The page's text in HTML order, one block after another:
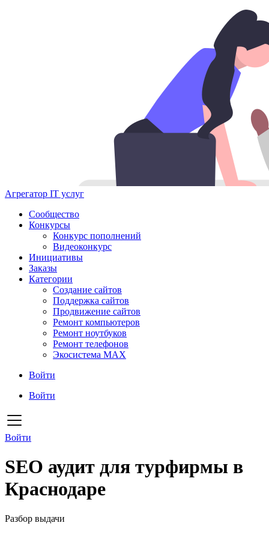
Агрегатор IT услуг
Сообщество
Конкурсы
Конкурс пополнений
Видеоконкурс
Инициативы
Заказы
Категории
Создание сайтов
Поддержка сайтов
Продвижение сайтов
Ремонт компьютеров
Ремонт ноутбуков
Ремонт телефонов
Экосистема MAX
Войти
Войти
Войти
SEO аудит для турфирмы в
Краснодаре
Разбор выдачи